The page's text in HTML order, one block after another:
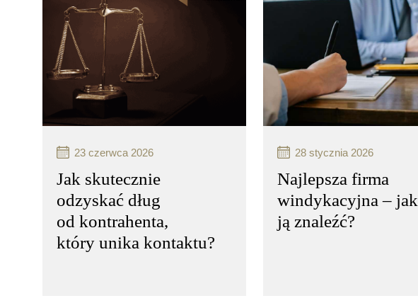
23 czerwca 2026
Jak skutecznie
odzyskać dług
od kontrahenta,
który unika kontaktu?
28 stycznia 2026
Najlepsza firma
windykacyjna – jak
ją znaleźć?